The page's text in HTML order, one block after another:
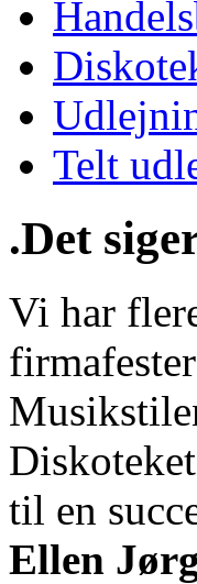
Telt
.Det
Vi har
til en
Ellen